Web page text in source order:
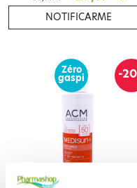
NOTIFICARME
-20
Zéro
gaspi